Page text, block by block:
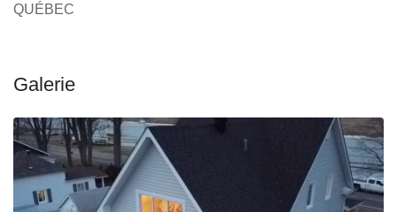
QUÉBEC